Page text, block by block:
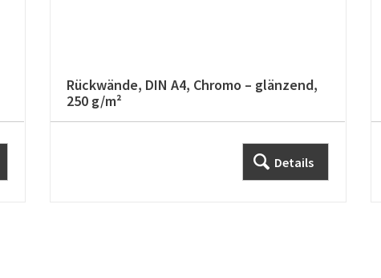
Rückwände, DIN A4, Chromo – glänzend,
250 g/m²
Details